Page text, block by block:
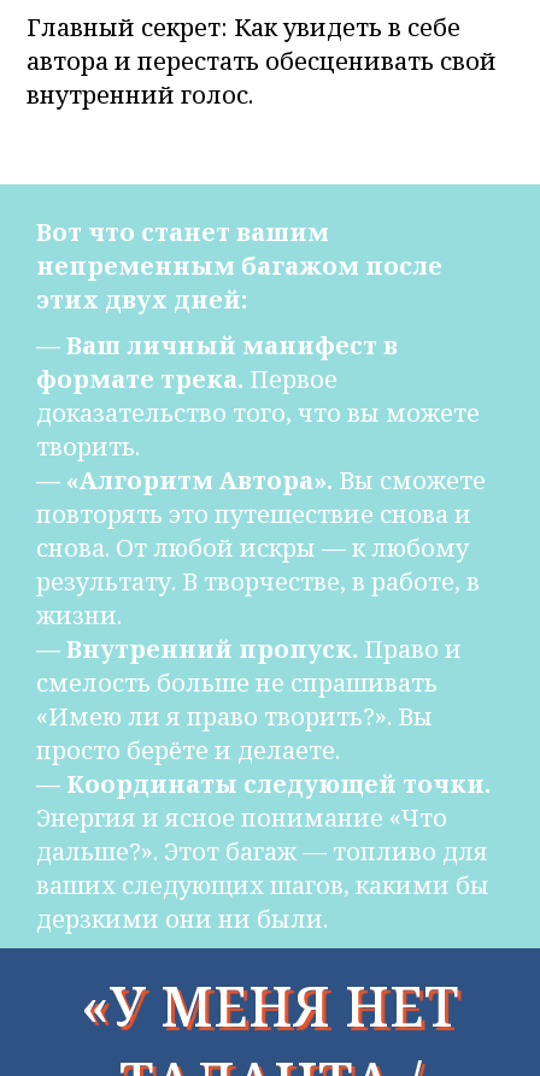
Главный секрет: Как увидеть в себе
автора и перестать обесценивать свой
внутренний голос.
Вот что станет вашим
непременным багажом после
этих двух дней:
— Ваш личный манифест в
формате трека. Первое
доказательство того, что вы можете
творить.
— «Алгоритм Автора». Вы сможете
повторять это путешествие снова и
снова. От любой искры — к любому
результату. В творчестве, в работе, в
жизни.
— Внутренний пропуск. Право и
смелость больше не спрашивать
«Имею ли я право творить?». Вы
просто берёте и делаете.
— Координаты следующей точки.
Энергия и ясное понимание «Что
дальше?». Этот багаж — топливо для
ваших следующих шагов, какими бы
дерзкими они ни были.
«У МЕНЯ НЕТ